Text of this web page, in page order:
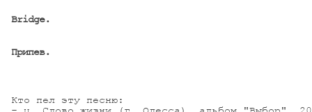
Bridge.
Припев.
Кто пел эту песню: